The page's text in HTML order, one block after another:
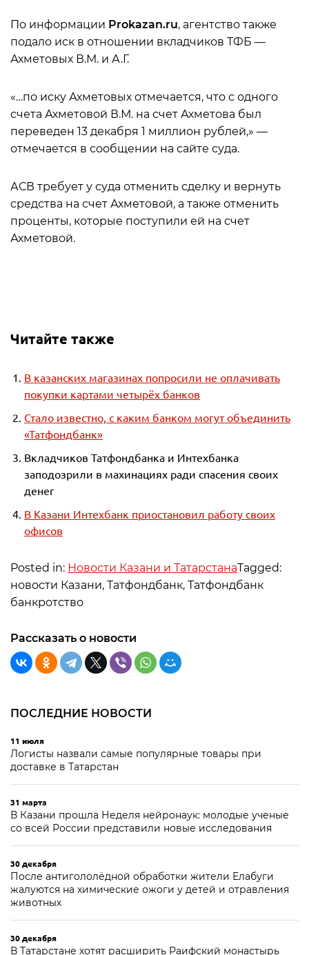
По информации Prokazan.ru, агентство также
подало иск в отношении вкладчиков ТФБ —
Ахметовых В.М. и А.Г.
«…по иску Ахметовых отмечается, что с одного
счета Ахметовой В.М. на счет Ахметова был
переведен 13 декабря 1 миллион рублей,» —
отмечается в сообщении на сайте суда.
АСВ требует у суда отменить сделку и вернуть
средства на счет Ахметовой, а также отменить
проценты, которые поступили ей на счет
Ахметовой.
Читайте также
В казанских магазинах попросили не оплачивать
покупки картами четырёх банков
Стало известно, с каким банком могут объединить
«Татфондбанк»
Вкладчиков Татфондбанка и Интехбанка
заподозрили в махинациях ради спасения своих
денег
В Казани Интехбанк приостановил работу своих
офисов
Posted in: Новости Казани и ТатарстанаTagged:
новости Казани, Татфондбанк, Татфондбанк
банкротство
Рассказать о новости
ПОСЛЕДНИЕ НОВОСТИ
11 июля
Логисты назвали самые популярные товары при
доставке в Татарстан
31 марта
В Казани прошла Неделя нейронаук: молодые ученые
со всей России представили новые исследования
30 декабря
После антигололёдной обработки жители Елабуги
жалуются на химические ожоги у детей и отравления
животных
30 декабря
В Татарстане хотят расширить Раифский монастырь